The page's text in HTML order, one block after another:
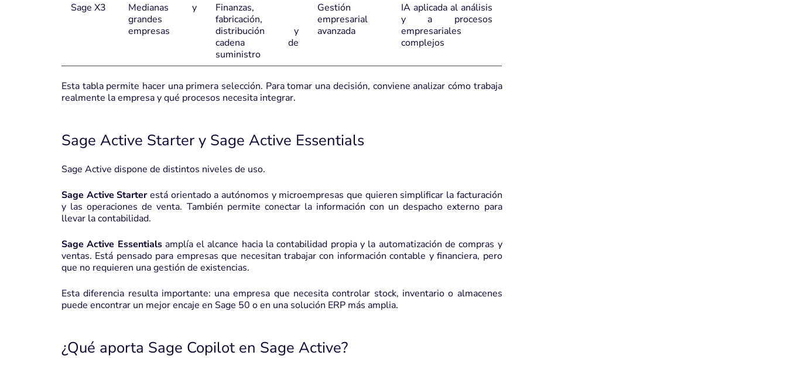
Sage X3
Medianas y
grandes
empresas
Finanzas,
fabricación,
distribución y
cadena de
suministro
Gestión
empresarial
avanzada
IA aplicada al análisis
y a procesos
empresariales
complejos
Esta tabla permite hacer una primera selección. Para tomar una decisión, conviene analizar cómo trabaja
realmente la empresa y qué procesos necesita integrar.
Sage Active Starter y Sage Active Essentials
Sage Active dispone de distintos niveles de uso.
Sage Active Starterestá orientado a autónomos y microempresas que quieren simplificar la facturación
y las operaciones de venta. También permite conectar la información con un despacho externo para
llevar la contabilidad.
Sage Active Essentialsamplía el alcance hacia la contabilidad propia y la automatización de compras y
ventas. Está pensado para empresas que necesitan trabajar con información contable y financiera, pero
que no requieren una gestión de existencias.
Esta diferencia resulta importante: una empresa que necesita controlar stock, inventario o almacenes
puede encontrar un mejor encaje en Sage 50 o en una solución ERP más amplia.
¿Qué aporta Sage Copilot en Sage Active?